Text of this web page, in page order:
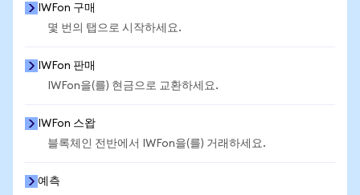
IWFon 구매
몇 번의 탭으로 시작하세요.
IWFon 판매
IWFon을(를) 현금으로 교환하세요.
IWFon 스왑
블록체인 전반에서 IWFon을(를) 거래하세요.
예측